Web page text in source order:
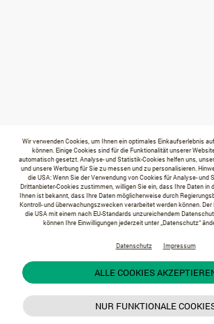
Wir verwenden Cookies, um Ihnen ein optimales Einkaufserlebnis
können. Einige Cookies sind für die Funktionalität unserer
automatisch gesetzt. Analyse- und Statistik-Cookies helfen uns,
und unsere Werbung für Sie zu messen und zu personalisieren.
die USA: Wenn Sie der Verwendung von Cookies für Analyse-
Drittanbieter-Cookies zustimmen, willigen Sie ein, dass Ihre Daten in
Ihnen ist bekannt, dass Ihre Daten möglicherweise durch
Kontroll- und überwachungszwecken verarbeitet werden können.
die USA mit einem nach EU-Standards unzureichendem
können Ihre Einwilligungen jederzeit unter „Datenschutz“
Datenschutz Impressum
ALLE COOKIES
NUR FUNKTIONALE